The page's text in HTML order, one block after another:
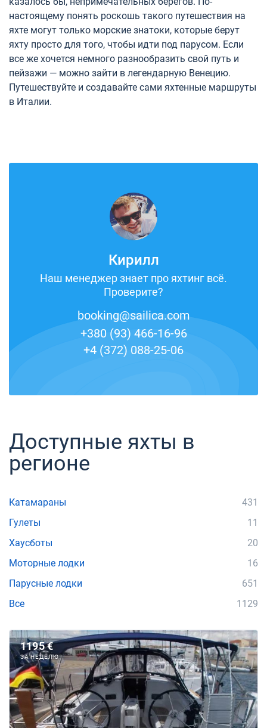
настоящему понять роскошь такого путешествия на
яхте могут только морские знатоки, которые берут
яхту просто для того, чтобы идти под парусом. Если
все же хочется немного разнообразить свой путь и
пейзажи — можно зайти в легендарную Венецию.
Путешествуйте и создавайте сами яхтенные маршруты
в Италии.
Кирилл
Наш менеджер знает про яхтинг всё.
Проверите?
booking@sailica.com
+380 (93) 466-16-96
+4 (372) 088-25-06
Доступные яхты в
регионе
Катамараны
431
Гулеты
11
Хаусботы
20
Моторные лодки
16
Парусные лодки
651
Все
1129
1195 €
ЗА НЕДЕЛЮ